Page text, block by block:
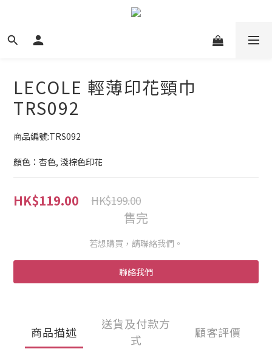
LECOLE 輕薄印花頸巾
TRS092
商品編號:TRS092
顏色：杏色, 淺棕色印花
HK$119.00 HK$199.00
售完
若想購買，請聯絡我們。
聯絡我們
商品描述
送貨及付款方
式
顧客評價